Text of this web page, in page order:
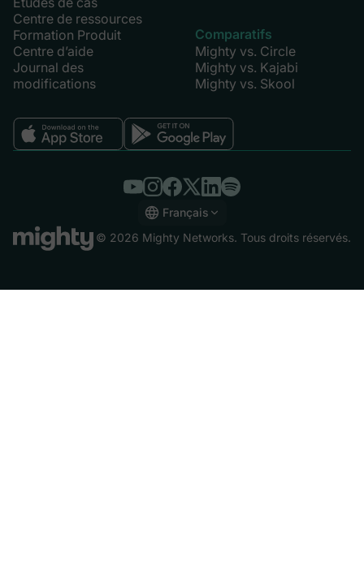
Centre de ressources
Formation Produit
Centre d’aide
Journal des
modifications
Comparatifs
Mighty vs. Circle
Mighty vs. Kajabi
Mighty vs. Skool
Français
English
© 2026 Mighty Networks. Tous droits réservés.